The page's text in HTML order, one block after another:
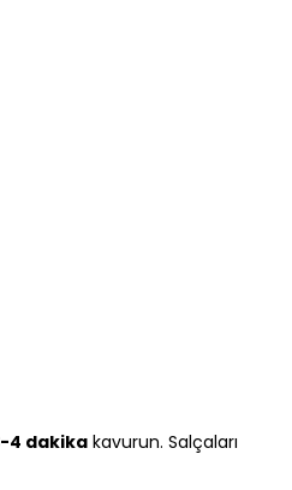
4 dakika kavurun. Salçaları